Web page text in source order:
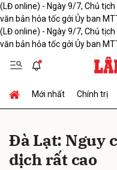
(LĐ online) - Ngày 9/7, Chủ
văn bản hỏa tốc gởi Ủy ban
(LĐ online) - Ngày 9/7, Chủ
văn bản hỏa tốc gởi Ủy ban
Mới nhất Chính trị
Đà Lạt: Nguy
dịch rất cao
Gửi bình luận